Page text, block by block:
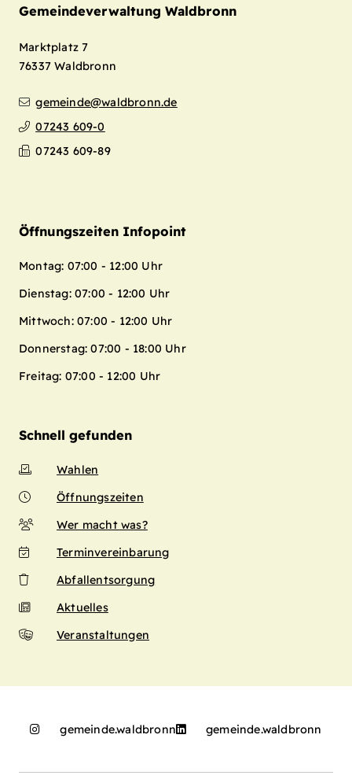
Gemeindeverwaltung Waldbronn
Marktplatz 7
76337 Waldbronn
gemeinde@waldbronn.de
07243 609-0
07243 609-89
Öffnungszeiten Infopoint
Montag: 07:00 - 12:00 Uhr
Dienstag: 07:00 - 12:00 Uhr
Mittwoch: 07:00 - 12:00 Uhr
Donnerstag: 07:00 - 18:00 Uhr
Freitag: 07:00 - 12:00 Uhr
Schnell gefunden
Wahlen
Öffnungszeiten
Wer macht was?
Terminvereinbarung
Abfallentsorgung
Aktuelles
Veranstaltungen
gemeinde.waldbronn gemeinde.waldbronn